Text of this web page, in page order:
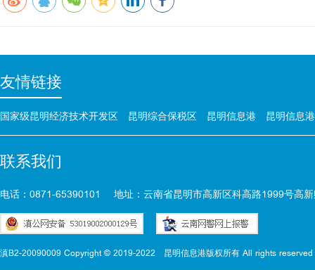
友情链接
国家级昆明经济技术开发区 昆明综合保税区 昆明信息港 昆明信息
联系我们
电话：0871-65390101 地址：云南省昆明市高新区科高路1999号高
滇B2-20090009 Copyright © 2019-2022 昆明信息港版权所有 All rights reserved